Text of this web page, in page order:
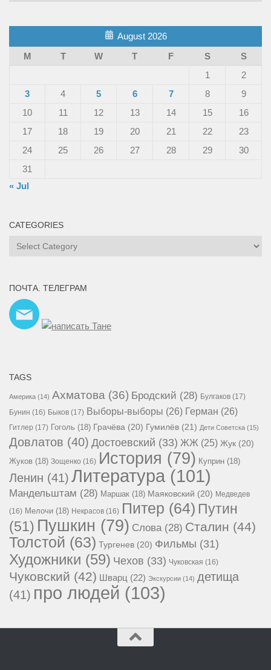
August 2026
M
T W T F S
S
1
2
3
4 5 6 7 8
9
10
11 12 13 14 15
16
17
18 19 20 21 22
23
24
25 26 27 28 29
30
31
« Jul
CATEGORIES
Categories
ПОЧТА. ТЕЛЕГРАМ
TAGS
Америка (14) Ахматова (36) Бродский (28) Булгаков (17)
Бунин (16) Быков (17) Выборы-выборы (26) Герман (26)
Гитлер (17) Гоголь (18) Грачёва (20) Гумилёв (21) Дети Советска (15)
Довлатов (40) Достоевский (33) ЖЖ (25) Жук (20)
Жуков (18) Зощенко (16) История (79) Куприн (18)
Ленин (41) Литература (101)
Мандельштам (28) Маршак (18) Маяковский (20) Медведев
(16) Мелочи (18) Некрасов (16) Питер (64) Путин
(51) Пушкин (79) Слова(28) Сталин (44)
Толстой (63) Тургенев (20) Фильмы (31)
Художники (59) Чехов (33) Чуковская (16)
Чуковский (42) Шварц (22) Экскурсии (14) детища
(41) про людей (103)